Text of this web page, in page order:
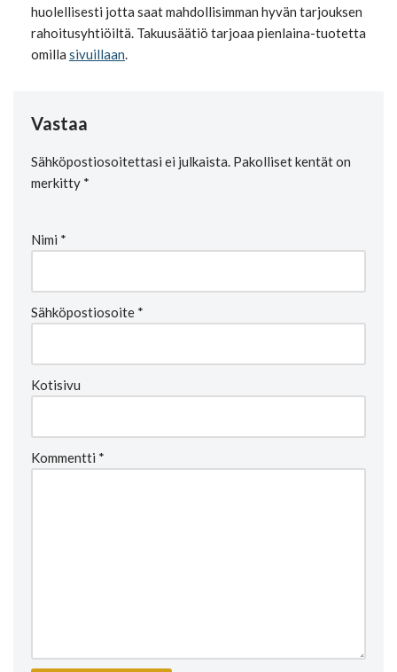
huolellisesti jotta saat mahdollisimman hyvän tarjouksen
rahoitusyhtiöiltä. Takuusäätiö tarjoaa pienlaina-tuotetta
omilla sivuillaan.
Vastaa
Sähköpostiosoitettasi ei julkaista. Pakolliset kentät on
merkitty *
Nimi *
Sähköpostiosoite *
Kotisivu
Kommentti *